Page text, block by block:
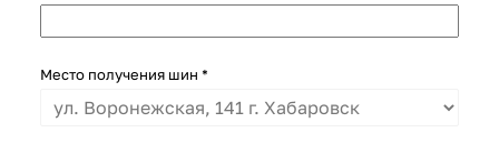
Место получения шин *